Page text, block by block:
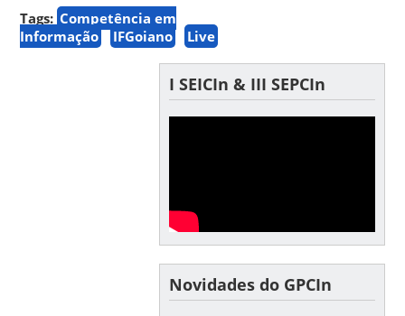
Tags: Competência em
Informação
IFGoiano Live
I SEICIn & III SEPCIn
Novidades do GPCIn